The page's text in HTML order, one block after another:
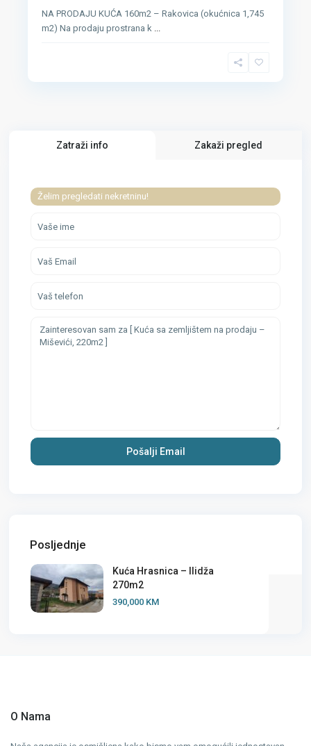
NA PRODAJU KUĆA 160m2 – Rakovica (okućnica 1,745
m2) Na prodaju prostrana k ...
Zatraži info Zakaži pregled
Želim pregledati nekretninu!
Posljednje
Kuća Hrasnica – Ilidža
270m2
390,000 KM
O Nama